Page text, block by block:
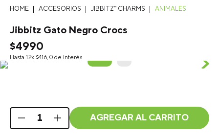
ACCESORIOS JIBBITZ™ CHARMS ANIMALES
Jibbitz Gato Negro Crocs
$4990
Hasta 12x $416, 0 de interés
AGREGAR AL CARRITO